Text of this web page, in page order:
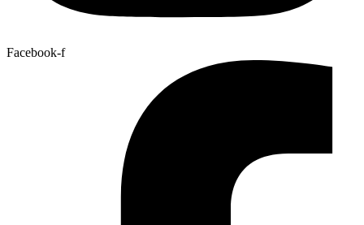
Facebook-f